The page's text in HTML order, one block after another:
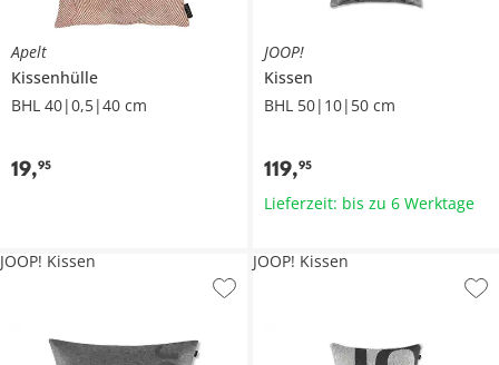
Apelt
Kissenhülle
BHL 40|0,5|40 cm
19,95
JOOP!
Kissen
BHL 50|10|50 cm
119,95
Lieferzeit: bis zu 6 Werktage
JOOP! Kissen JOOP! Kissen